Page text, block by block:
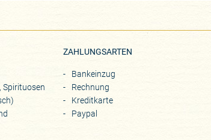
Spirituosen
ZAHLUNGSARTEN
Bankeinzug
Rechnung
Kreditkarte
Paypal